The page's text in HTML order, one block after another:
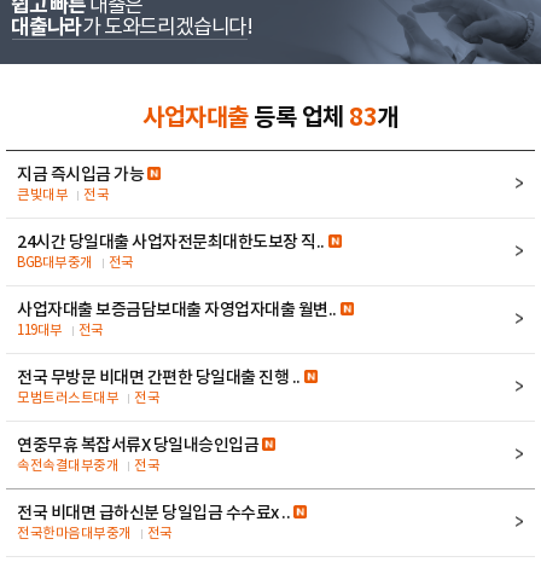
쉽고 빠른 대출은
대출나라가 도와드리겠습니다!
사업자대출등록 업체 83개
지금 즉시입금 가능
큰빛대부 전국
24시간 당일대출 사업자전문최대한도보장 직..
BGB대부중개 전국
사업자대출 보증금담보대출 자영업자대출 월변..
119대부 전국
전국 무방문 비대면 간편한 당일대출 진행 ..
모범트러스트대부 전국
연중무휴 복잡서류X 당일내승인입금
속전속결대부중개 전국
전국 비대면 급하신분 당일입금 수수료x ..
전국한마음대부중개 전국